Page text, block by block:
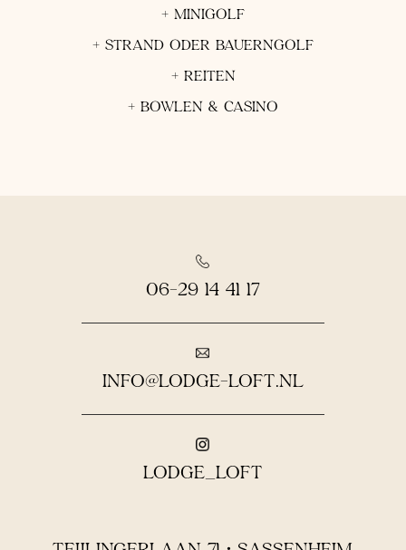
+ MINIGOLF
+ STRAND ODER BAUERNGOLF
+ REITEN
+ BOWLEN & CASINO
06-29 14 41 17
INFO@LODGE-LOFT.NL
LODGE_LOFT